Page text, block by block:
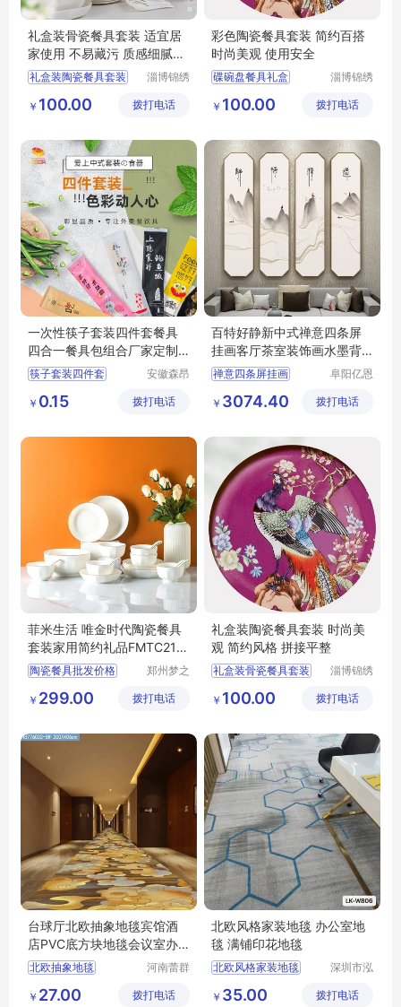
礼盒装骨瓷餐具套装 适宜居
家使用 不易藏污 质感细腻真
实
礼盒装陶瓷餐具套装
家用餐具陶瓷套组
骨瓷餐具套装
淄博锦绣
公司
￥ 100.00 拨打电话
彩色陶瓷餐具套装 简约百搭
时尚美观 使用安全
碟碗盘餐具礼盒
陶瓷碗碟组合套装
陶瓷餐具套装
淄博锦绣
公司
￥ 100.00 拨打电话
一次性筷子套装四件套餐具
四合一餐具包组合厂家定制
森昂
筷子套装四件套
安徽森昂
有限公司
￥ 0.15 拨打电话
百特好静新中式禅意四条屏
挂画客厅茶室装饰画水墨背
景墙壁画
禅意四条屏挂画
挂画 装饰画
阜阳亿恩
有限公司
￥ 3074.40 拨打电话
菲米生活 唯金时代陶瓷餐具
套装家用简约礼品FMTC211
3乔迁新居送礼
陶瓷餐具批发价格
餐具套装带礼盒
餐具
餐具套装全套
郑州梦之
限公司
￥ 299.00 拨打电话
礼盒装陶瓷餐具套装 时尚美
观 简约风格 拼接平整
礼盒装骨瓷餐具套装
29头骨瓷餐具套装
彩色陶瓷餐具套装
淄博锦绣
公司
￥ 100.00 拨打电话
台球厅北欧抽象地毯宾馆酒
店PVC底方块地毯会议室办
公云南禄丰
北欧抽象地毯
河南蕾群
公司
￥ 27.00 拨打电话
北欧风格家装地毯 办公室地
毯 满铺印花地毯
北欧风格家装地毯
会议室方块地毯
深圳市泓
限公司
￥ 35.00 拨打电话